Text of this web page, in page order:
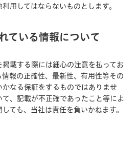
用してはならないものとします。
ている情報について
載する際には細心の注意を払ってお
報の正確性、最新性、有用性等その
なる保証をするものではありませ
、記載が不正確であったこと等によ
ても、当社は責任を負いかねます。